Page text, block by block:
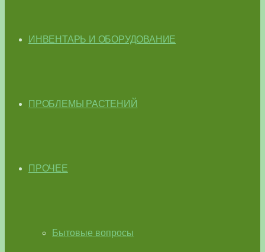
ИНВЕНТАРЬ И ОБОРУДОВАНИЕ
ПРОБЛЕМЫ РАСТЕНИЙ
ПРОЧЕЕ
Бытовые вопросы